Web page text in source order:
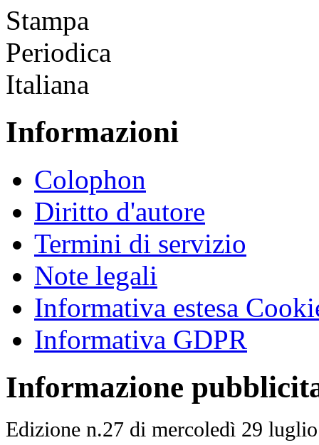
Informazioni
Colophon
Diritto d'autore
Termini di servizio
Note legali
Informativa estesa
Informativa GDPR
Informazione
Edizione n.27 di mercoledì 29